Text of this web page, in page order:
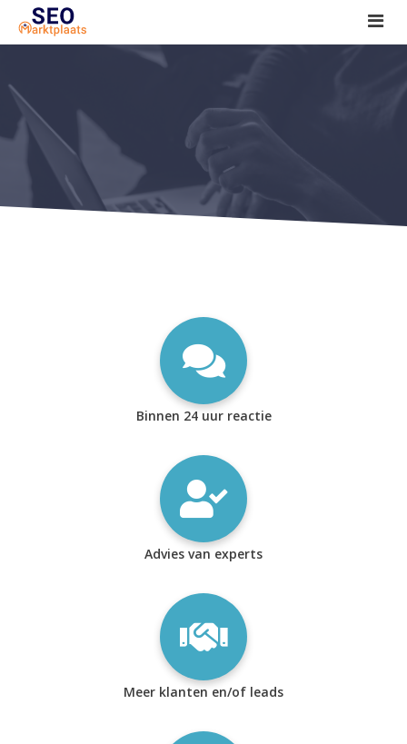
SEO tools reviews
Marketeer bij jou in de buurt?
Offerte
1. Seo voor beginners +
2. Onderzoeken +
Binnen 24 uur reactie
Advies van experts
Meer klanten en/of leads